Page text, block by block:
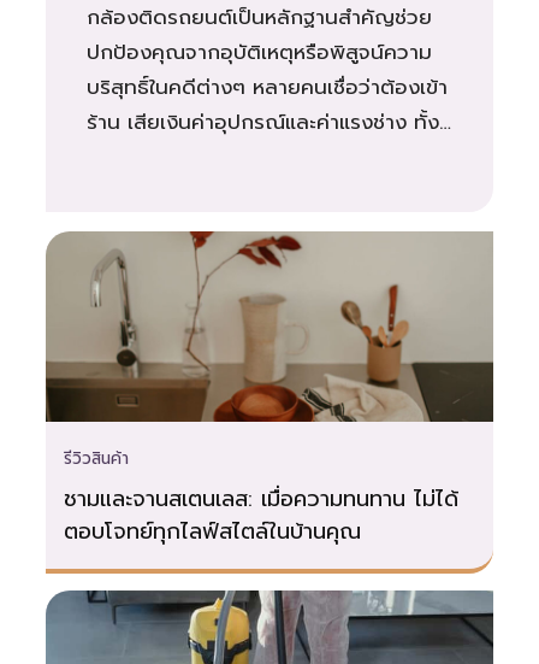
กล้องติดรถยนต์เป็นหลักฐานสำคัญช่วย
ปกป้องคุณจากอุบัติเหตุหรือพิสูจน์ความ
บริสุทธิ์ในคดีต่างๆ หลายคนเชื่อว่าต้องเข้า
ร้าน เสียเงินค่าอุปกรณ์และค่าแรงช่าง ทั้งที่
ตั้งให้ถูกวิธีเป็นหัวใจสำคัญ หลายคนพลาด
เพราะคิดว่าแค่เสียบปลั๊กก็จบ หรือทำตาม
คู่มือทั่วไป การจะ ติดกล้องติดรถยนต์เอง
ที่บ้านให้ได้ผลลัพธ์เหมือนมืออาชีพ คุณ
ต้องเข้าใจกลไกและข้อจำกัดของมันก่อน
เลือกกล้องให้เหมาะกับการใช้งาน ก่อนซื้อ
เหมาะกับการใช้งาน เพื่อเลี่ยงปัญหาจุกจิก
ในอนาคต กล้องติดรถยนต์ทั่วไป (Dash
Cam) กล้องประเภทนี้บันทึกภาพขณะขับขี่
เริ่มบันทึกอัตโนมัติเมื่อสตาร์ทเครื่อง และ
หยุดเมื่อดับเครื่อง ติดตั้งง่าย ใช้ไฟจาก
ช่องจุดบุหรี่ได้ ข้อเสียคือ ไม่สามารถบันทึก
รีวิวสินค้า
ชามและจานสเตนเลส: เมื่อความทนทาน ไม่ได้
ตอบโจทย์ทุกไลฟ์สไตล์ในบ้านคุณ